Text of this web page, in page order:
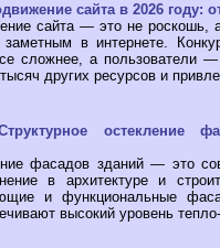
сайта в 2026 году:
сайта — это не роскошь,
в интернете.
сложнее, а пользователи
других ресурсов и
остекление
фасадов зданий — это
в архитектуре и
и функциональные
высокий уровень